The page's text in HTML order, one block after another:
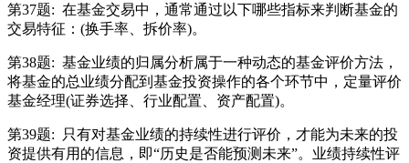
第37题: 在基金交易中，通常通过以下哪些指标来判断基金的
交易特征：(换手率、拆价率)。
第38题: 基金业绩的归属分析属于一种动态的基金评价方法，
将基金的总业绩分配到基金投资操作的各个环节中，定量评价
基金经理(证券选择、行业配置、资产配置)。
第39题:
只有对基金业绩的持续性进行评价，才能为未来的投
资提供有用的信息，即“历史是否能预测未来”。业绩持续性评